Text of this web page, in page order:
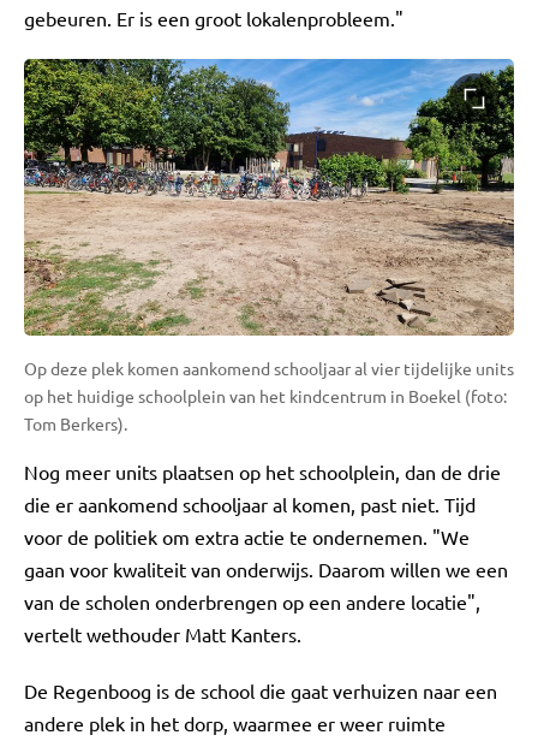
gebeuren. Er is een groot lokalenprobleem."
Op deze plek komen aankomend schooljaar al vier tijdelijke units
op het huidige schoolplein van het kindcentrum in Boekel (foto:
Tom Berkers).
Nog meer units plaatsen op het schoolplein, dan de drie
die er aankomend schooljaar al komen, past niet. Tijd
voor de politiek om extra actie te ondernemen. "We
gaan voor kwaliteit van onderwijs. Daarom willen we een
van de scholen onderbrengen op een andere locatie",
vertelt wethouder Matt Kanters.
De Regenboog is de school die gaat verhuizen naar een
andere plek in het dorp, waarmee er weer ruimte